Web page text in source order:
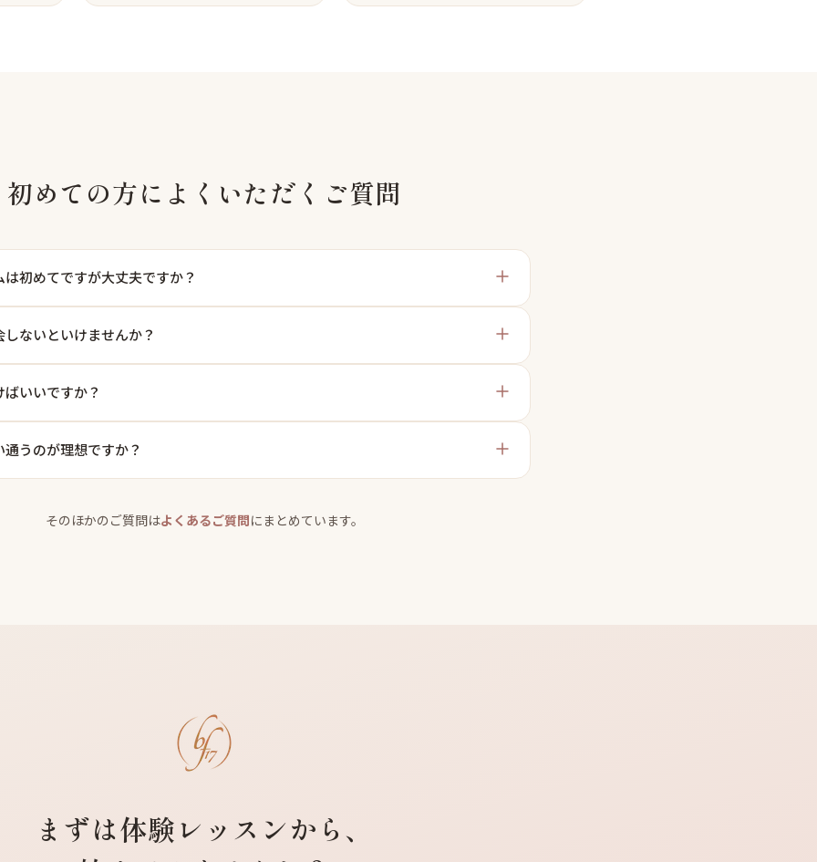
初めての方によくいただくご質問
初めてですが大丈夫ですか？
ないといけませんか？
いいですか？
うのが理想ですか？
そのほかのご質問はよくあるご質問にまとめています。
まずは体験レッスンから、